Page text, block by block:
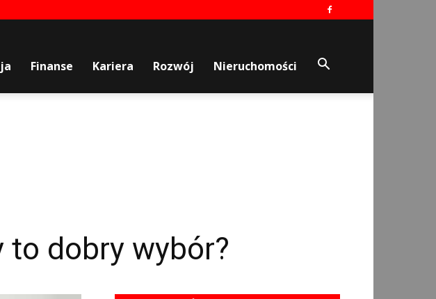
Finanse Kariera Rozwój Nieruchomości
to dobry wybór?